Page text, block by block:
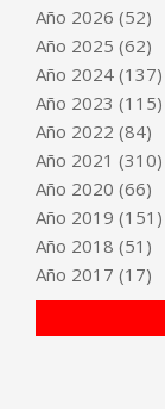
Año 2026 (52)
Año 2025 (62)
Año 2024 (137)
Año 2023 (115)
Año 2022 (84)
Año 2021 (310)
Año 2020 (66)
Año 2019 (151)
Año 2018 (51)
Año 2017 (17)